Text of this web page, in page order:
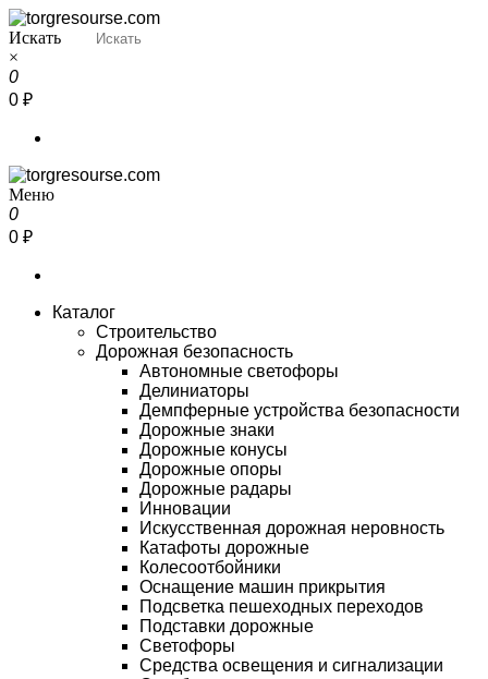
Перейти
к
содержимому
Torgresourse
Промышленный маркетплейс
Искать
×
0
0 ₽
Torgresourse
Промышленный маркетплейс
Меню
0
0 ₽
Каталог
Строительство
Дорожная безопасность
Автономные светофоры
Делиниаторы
Демпферные устройства безопасности
Дорожные знаки
Дорожные конусы
Дорожные опоры
Дорожные радары
Инновации
Искусственная дорожная неровность
Катафоты дорожные
Колесоотбойники
Оснащение машин прикрытия
Подсветка пешеходных переходов
Подставки дорожные
Светофоры
Средства освещения и сигнализации